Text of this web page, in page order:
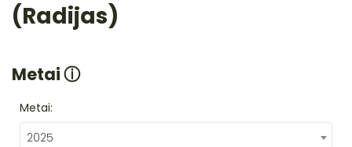
(Radijas)
Metaiⓘ
Metai:
2025